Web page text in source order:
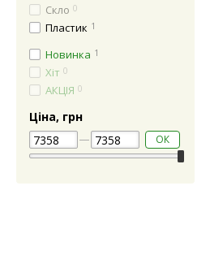
Скло 0
Пластик 1
Новинка 1
Хіт 0
АКЦIЯ 0
Ціна, грн
ОК